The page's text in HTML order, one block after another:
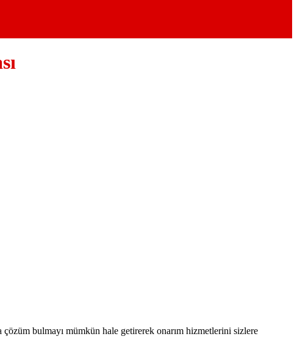
çözüm bulmayı mümkün hale getirerek onarım hizmetlerini sizlere